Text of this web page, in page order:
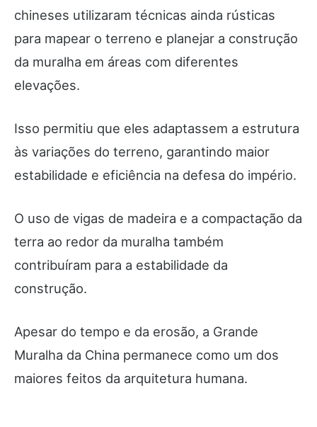
chineses utilizaram técnicas ainda rústicas
para mapear o terreno e planejar a construção
da muralha em áreas com diferentes
elevações.
Isso permitiu que eles adaptassem a estrutura
às variações do terreno, garantindo maior
estabilidade e eficiência na defesa do império.
O uso de vigas de madeira e a compactação da
terra ao redor da muralha também
contribuíram para a estabilidade da
construção.
Apesar do tempo e da erosão, a Grande
Muralha da China permanece como um dos
maiores feitos da arquitetura humana.